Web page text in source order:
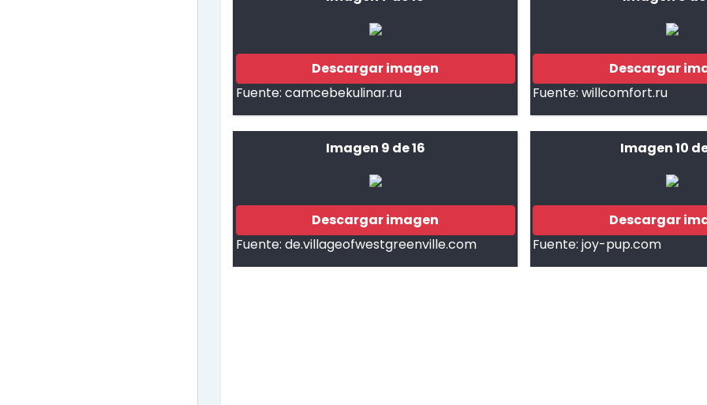
Descargar imagen
Fuente: camcebekulinar.ru
Descargar
Fuente:willcomfort.ru
Imagen 9 de 16
Descargar imagen
Fuente: de.villageofwestgreenville.com
Imagen 10
Descargar
Fuente:joy-pup.com